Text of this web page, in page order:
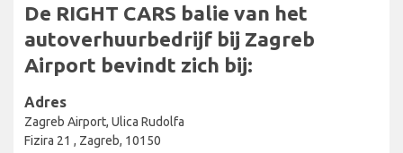
De RIGHT CARS balie van het
autoverhuurbedrijf bij Zagreb
Airport bevindt zich bij:
Adres
Zagreb Airport, Ulica Rudolfa
Fizira 21 , Zagreb, 10150